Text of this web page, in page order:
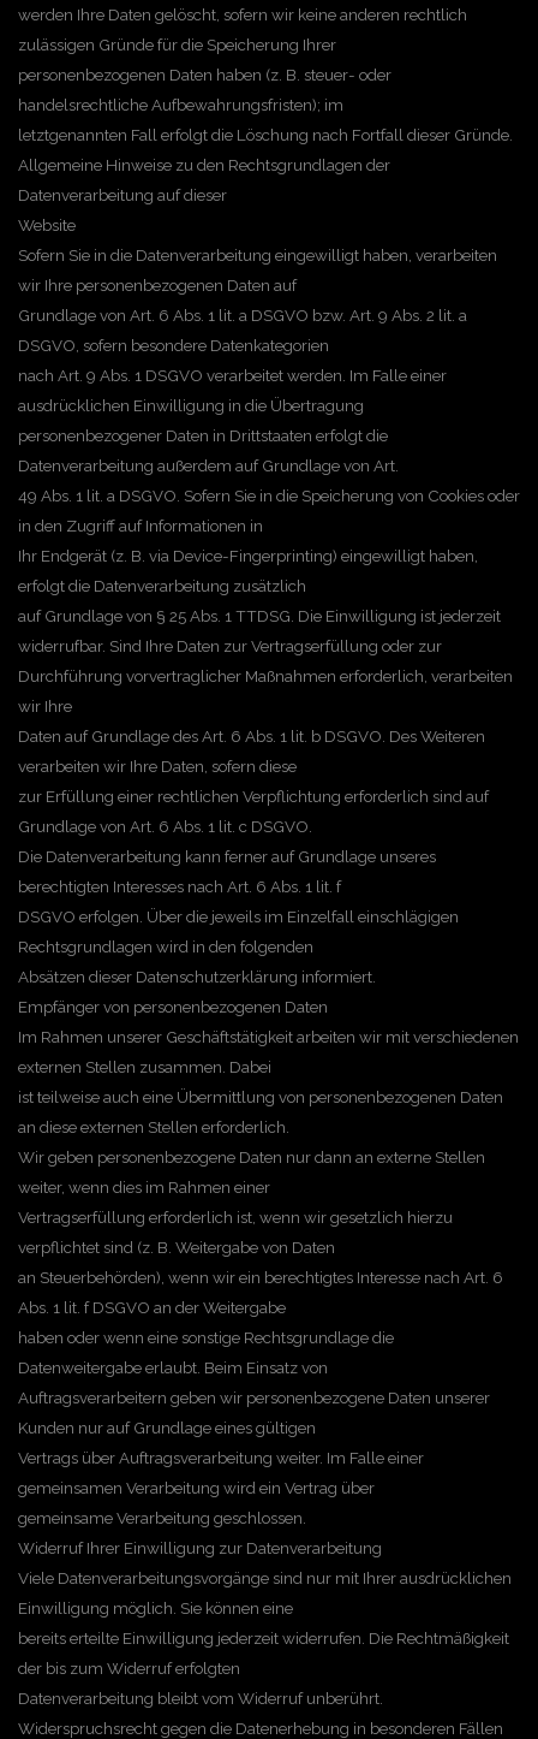
werden Ihre Daten gelöscht, sofern wir keine anderen rechtlich
zulässigen Gründe für die Speicherung Ihrer
personenbezogenen Daten haben (z. B. steuer- oder
handelsrechtliche Aufbewahrungsfristen); im
letztgenannten Fall erfolgt die Löschung nach Fortfall dieser Gründe.
Allgemeine Hinweise zu den Rechtsgrundlagen der
Datenverarbeitung auf dieser
Website
Sofern Sie in die Datenverarbeitung eingewilligt haben, verarbeiten
wir Ihre personenbezogenen Daten auf
Grundlage von Art. 6 Abs. 1 lit. a DSGVO bzw. Art. 9 Abs. 2 lit. a
DSGVO, sofern besondere Datenkategorien
nach Art. 9 Abs. 1 DSGVO verarbeitet werden. Im Falle einer
ausdrücklichen Einwilligung in die Übertragung
personenbezogener Daten in Drittstaaten erfolgt die
Datenverarbeitung außerdem auf Grundlage von Art.
49 Abs. 1 lit. a DSGVO. Sofern Sie in die Speicherung von Cookies oder
in den Zugriff auf Informationen in
Ihr Endgerät (z. B. via Device-Fingerprinting) eingewilligt haben,
erfolgt die Datenverarbeitung zusätzlich
auf Grundlage von § 25 Abs. 1 TTDSG. Die Einwilligung ist jederzeit
widerrufbar. Sind Ihre Daten zur Vertragserfüllung oder zur
Durchführung vorvertraglicher Maßnahmen erforderlich, verarbeiten
wir Ihre
Daten auf Grundlage des Art. 6 Abs. 1 lit. b DSGVO. Des Weiteren
verarbeiten wir Ihre Daten, sofern diese
zur Erfüllung einer rechtlichen Verpflichtung erforderlich sind auf
Grundlage von Art. 6 Abs. 1 lit. c DSGVO.
Die Datenverarbeitung kann ferner auf Grundlage unseres
berechtigten Interesses nach Art. 6 Abs. 1 lit. f
DSGVO erfolgen. Über die jeweils im Einzelfall einschlägigen
Rechtsgrundlagen wird in den folgenden
Absätzen dieser Datenschutzerklärung informiert.
Empfänger von personenbezogenen Daten
Im Rahmen unserer Geschäftstätigkeit arbeiten wir mit verschiedenen
externen Stellen zusammen. Dabei
ist teilweise auch eine Übermittlung von personenbezogenen Daten
an diese externen Stellen erforderlich.
Wir geben personenbezogene Daten nur dann an externe Stellen
weiter, wenn dies im Rahmen einer
Vertragserfüllung erforderlich ist, wenn wir gesetzlich hierzu
verpflichtet sind (z. B. Weitergabe von Daten
an Steuerbehörden), wenn wir ein berechtigtes Interesse nach Art. 6
Abs. 1 lit. f DSGVO an der Weitergabe
haben oder wenn eine sonstige Rechtsgrundlage die
Datenweitergabe erlaubt. Beim Einsatz von
Auftragsverarbeitern geben wir personenbezogene Daten unserer
Kunden nur auf Grundlage eines gültigen
Vertrags über Auftragsverarbeitung weiter. Im Falle einer
gemeinsamen Verarbeitung wird ein Vertrag über
gemeinsame Verarbeitung geschlossen.
Widerruf Ihrer Einwilligung zur Datenverarbeitung
Viele Datenverarbeitungsvorgänge sind nur mit Ihrer ausdrücklichen
Einwilligung möglich. Sie können eine
bereits erteilte Einwilligung jederzeit widerrufen. Die Rechtmäßigkeit
der bis zum Widerruf erfolgten
Datenverarbeitung bleibt vom Widerruf unberührt.
Widerspruchsrecht gegen die Datenerhebung in besonderen Fällen